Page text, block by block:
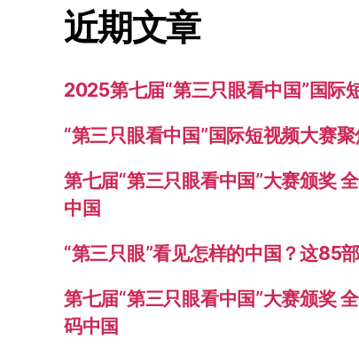
近期文章
2025第七届“第三只眼看中国”国际
“第三只眼看中国”国际短视频大赛
第七届“第三只眼看中国”大赛颁奖
中国
“第三只眼”看见怎样的中国？这85
第七届“第三只眼看中国”大赛颁奖
码中国